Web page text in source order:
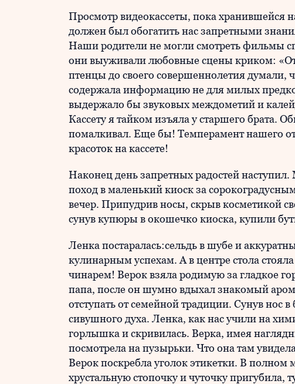
Просмотр видеокассеты, пока хранившейся
должен был обогатить нас запретными
Наши родители не могли смотреть фильмы
они выуживали любовные сцены криком:
птенцы до своего совершеннолетия думали,
содержала информацию не для милых
выдержало бы звуковых междометий и
Кассету я тайком изъяла у старшего брата.
помалкивал. Еще бы! Темперамент нашего
красоток на кассете!
Наконец день запретных радостей
поход в маленький киоск за
вечер. Припудрив носы, скрыв косметикой
сунув купюры в окошечко киоска, купили
Ленка постаралась:сельдь в шубе и
кулинарным успехам. А в центре стола
чинарем! Верок взяла родимую за гладкое
папа, после он шумно вдыхал знакомый
отступать от семейной традиции. Сунув нос
сивушного духа. Ленка, как нас учили на
горлышка и скривилась. Верка, имея
посмотрела на пузырьки. Что она там
Верок поскребла уголок этикетки. В полном
хрустальную стопочку и чуточку пригубила,